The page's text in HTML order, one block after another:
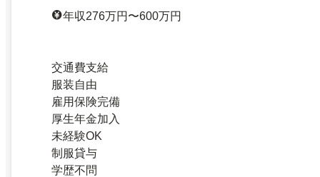
年収276万円〜600万円
交通費支給
服装自由
雇用保険完備
厚生年金加入
未経験OK
制服貸与
学歴不問